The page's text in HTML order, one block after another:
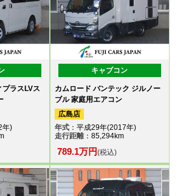
ラスLVス
年)
キャブコン
カムロード バンテック ジルノー
ブル 家庭用エアコン
広島店
年式：平成29年(2017年)
走行距離：85,294km
789.1万円(税込)